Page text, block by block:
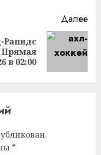
Далее
Рапидс
в 02:00
*